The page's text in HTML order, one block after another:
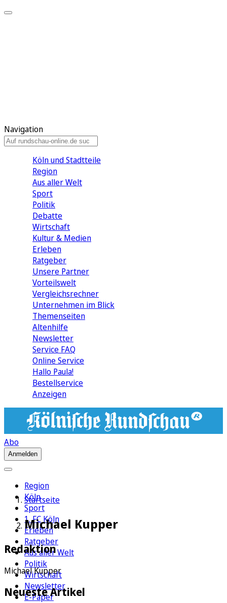
Navigation
Köln und Stadtteile
Region
Aus aller Welt
Sport
Politik
Debatte
Wirtschaft
Kultur & Medien
Erleben
Ratgeber
Unsere Partner
Vorteilswelt
Vergleichsrechner
Unternehmen im Blick
Themenseiten
Altenhilfe
Newsletter
Service FAQ
Online Service
Hallo Paula!
Bestellservice
Anzeigen
Abo
Anmelden
Region
Köln
Sport
1. FC Köln
Erleben
Ratgeber
Aus aller Welt
Politik
Wirtschaft
Newsletter
E-Paper
Startseite
Michael Kupper
Redaktion
Michael Kupper
Neueste Artikel